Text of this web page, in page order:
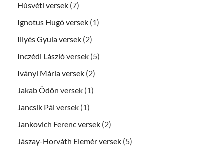
Húsvéti versek (7)
Ignotus Hugó versek (1)
Illyés Gyula versek (2)
Inczédi László versek (5)
Iványi Mária versek (2)
Jakab Ödön versek (1)
Jancsik Pál versek (1)
Jankovich Ferenc versek (2)
Jászay-Horváth Elemér versek (5)